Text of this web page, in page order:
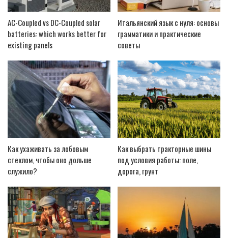
AC-Coupled vs DC-Coupled solar
batteries: which works better for
existing panels
Итальянский язык с нуля: основы
грамматики и практические
советы
Как ухаживать за лобовым
стеклом, чтобы оно дольше
служило?
Как выбрать тракторные шины
под условия работы: поле,
дорога, грунт